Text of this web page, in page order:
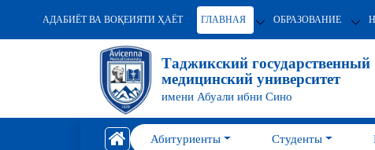
АДАБИЁТ ВА ВОҚЕИЯТИ ҲАЁТ ГЛАВНАЯ ОБРАЗОВАНИЕ
Таджикский государственный
медицинский университет
имени Абуали ибни Сино
Абитуриенты Студенты